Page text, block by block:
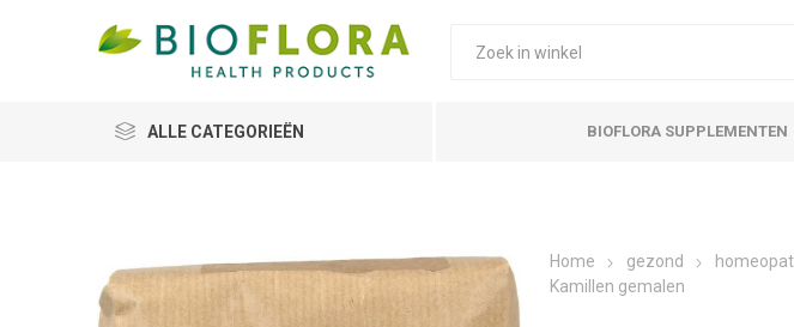
ALLE CATEGORIEËN BIOFLORA SUPPLEMENTEN
Home gezond
Kamillen gemalen